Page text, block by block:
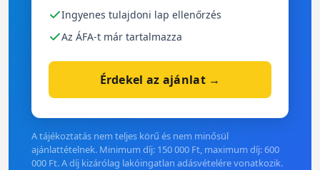
Ingyenes tulajdoni lap ellenőrzés
Az ÁFA-t már tartalmazza
Érdekel az ajánlat →
A tájékoztatás nem teljes körű és nem minősül
ajánlattételnek. Minimum díj: 150 000 Ft, maximum díj: 600
000 Ft. A díj kizárólag lakóingatlan adásvételére vonatkozik.